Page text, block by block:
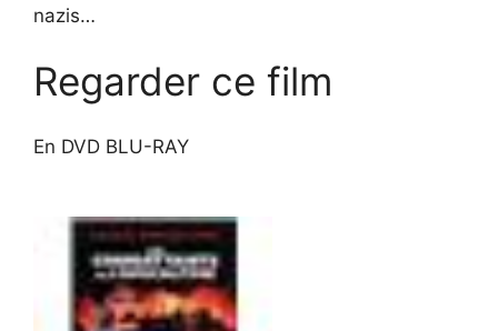
nazis…
Regarder ce film
En DVD BLU-RAY